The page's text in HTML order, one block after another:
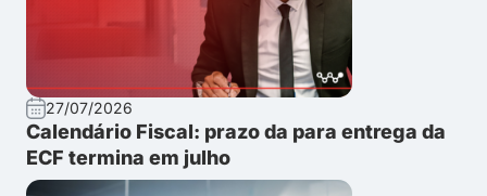
27/07/2026
Calendário Fiscal: prazo da para entrega da
ECF termina em julho